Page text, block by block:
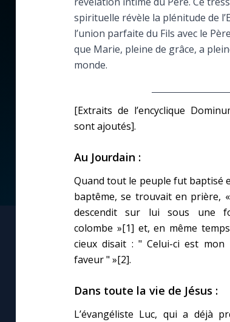
Marie qui défait les
Une Minute avec Marie
Faire un don
spirituelle révèle la plénitude de
l’union parfaite du Fils avec le
que Marie, pleine de grâce, a
monde.
[Extraits de l’encyclique
sont ajoutés].
Au Jourdain :
Quand tout le peuple fut baptisé
baptême, se trouvait en prière,
descendit sur lui sous une
colombe »[1] et, en même
cieux disait : " Celui-ci est
faveur " »[2].
Dans toute la vie de Jésus :
L’évangéliste Luc, qui a déjà